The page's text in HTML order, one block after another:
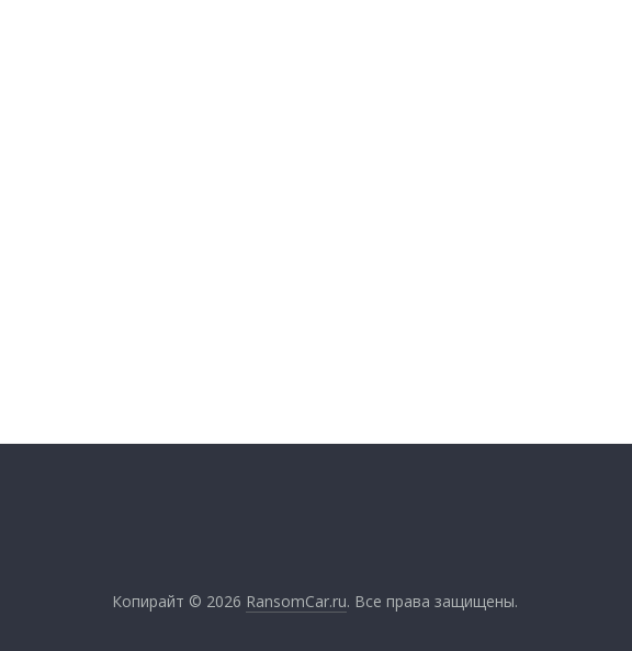
Копирайт © 2026 RansomCar.ru. Все права защищены.